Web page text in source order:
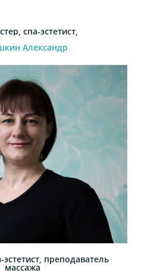
спа-эстетист,
Александр
преподаватель
массажа